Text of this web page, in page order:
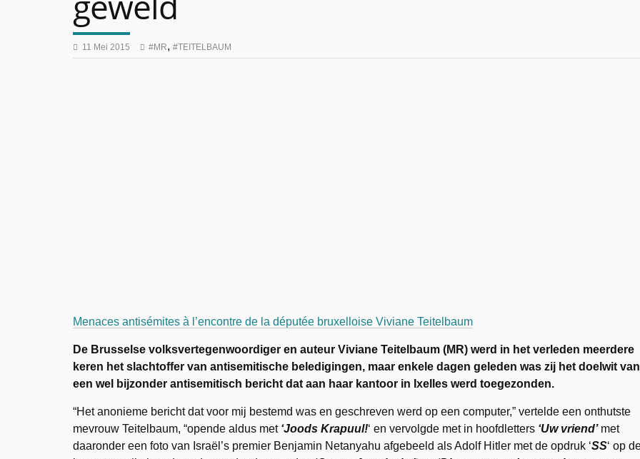
11 Mei 2015 MR, TEITELBAUM
Menaces antisémites à l’encontre de la députée bruxelloise Viviane Teitelbaum
De Brusselse volksvertegenwoordiger en auteur Viviane Teitelbaum (MR) werd in het verleden meerdere
keren het slachtoffer van antisemitische beledigingen, maar enkele dagen geleden was zij het doelwit van
een wel bijzonder antisemitisch bericht dat aan haar kantoor in Ixelles werd toegezonden.
“Het anonieme bericht dat voor mij bestemd was en geschreven werd op een computer,” vertelde een onthutste
mevrouw Teitelbaum, “opende aldus met ‘Joods Krapuul!‘ en vervolgde met in hoofdletters ‘Uw vriend’met
daaronder een foto van Israël’s premier Benjamin Netanyahu afgebeeld als Adolf Hitler met de opdruk ‘SS‘ op